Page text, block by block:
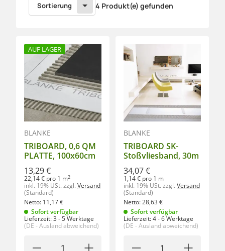
Sortierung 4 Produkt(e) gefunden
AUF LAGER
BLANKE
TRIBOARD, 0,6 QM
PLATTE, 100x60cm
13,29 €
22,14 € pro 1 m2
inkl. 19% USt. zzgl. Versand
(Standard)
Netto: 11,17€
Sofort verfügbar
Lieferzeit:3 - 5 Werktage
(DE - Ausland abweichend)
BLANKE
TRIBOARD SK-
Stoßvliesband, 30m
34,07 €
1,14 € pro 1 m
inkl. 19% USt. zzgl. Versand
(Standard)
Netto:28,63€
Sofort verfügbar
Lieferzeit:4 - 6 Werktage
(DE - Ausland abweichend)